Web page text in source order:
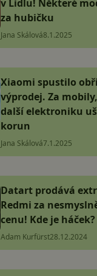
v Lidlu! Některé
za hubičku
Jana Skálová8.1.2025
Xiaomi spustilo
výprodej. Za
další elektroniku
korun
Jana Skálová7.1.2025
Datart prodává
Redmi za
cenu! Kde je háček?
Adam Kurfürst28.12.2024